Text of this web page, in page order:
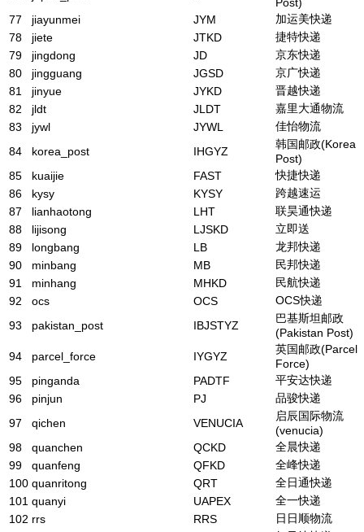
Post)
77
jiayunmei JYM
加运美快递
78
jiete JTKD
捷特快递
79
jingdong JD
京东快递
80
jingguang JGSD
京广快递
81
jinyue JYKD
晋越快递
82
jldt JLDT
嘉里大通物流
83
jywl JYWL
佳怡物流
84
korea_post IHGYZ
韩国邮政(Korea
Post)
85
kuaijie FAST
快捷快递
86
kysy KYSY
跨越速运
87
lianhaotong LHT
联昊通快递
88
lijisong LJSKD
立即送
89
longbang LB
龙邦快递
90
minbang MB
民邦快递
91
minhang MHKD
民航快递
92
ocs OCS
OCS快递
93
pakistan_post IBJSTYZ
巴基斯坦邮政
(Pakistan Post)
94
parcel_force IYGYZ
英国邮政(Parcel
Force)
95
pinganda PADTF
平安达快递
96
pinjun PJ
品骏快递
97
qichen VENUCIA
启辰国际物流
(venucia)
98
quanchen QCKD
全晨快递
99
quanfeng QFKD
全峰快递
100 quanritong QRT
全日通快递
101 quanyi UAPEX
全一快递
102 rrs RRS
日日顺物流